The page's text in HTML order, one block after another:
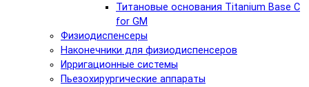
Титановые основания Titanium Base C
for GM
Физиодиспенсеры
Наконечники для физиодиспенсеров
Ирригационные системы
Пьезохирургические аппараты